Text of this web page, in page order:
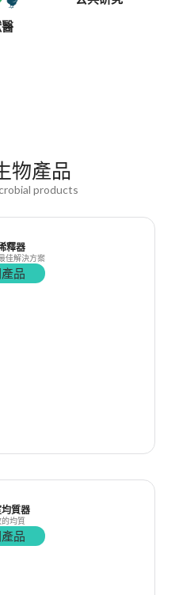
物產品
products
釋器
佳解決方案
品
質器
均質
品